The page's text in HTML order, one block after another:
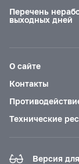
Перечень
выходных дней
О сайте
Контакты
Технические
Версия